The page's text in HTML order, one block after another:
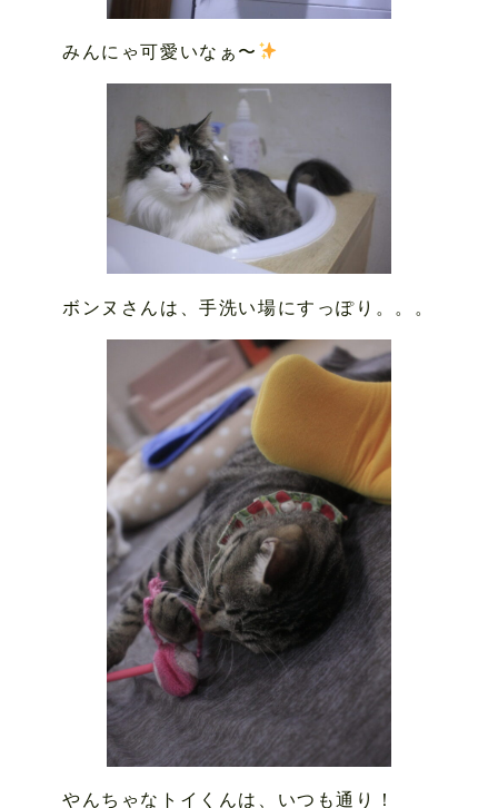
みんにゃ可愛いなぁ〜
ボンヌさんは、手洗い場にすっぽり。。。
やんちゃなトイくんは、いつも通り！